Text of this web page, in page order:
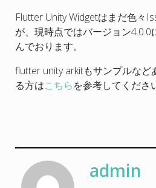
Flutter Unity Widgetはまだ色々
が、現時点ではバージョン
んでおります。
flutter unity arkitもサンプルなど
る方はこちらを参考してくださ
admin